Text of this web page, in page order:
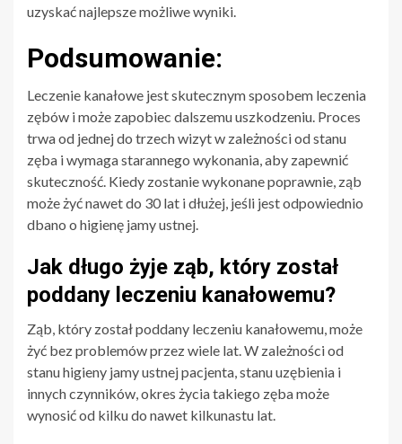
uzyskać najlepsze możliwe wyniki.
Podsumowanie:
Leczenie kanałowe jest skutecznym sposobem leczenia
zębów i może zapobiec dalszemu uszkodzeniu. Proces
trwa od jednej do trzech wizyt w zależności od stanu
zęba i wymaga starannego wykonania, aby zapewnić
skuteczność. Kiedy zostanie wykonane poprawnie, ząb
może żyć nawet do 30 lat i dłużej, jeśli jest odpowiednio
dbano o higienę jamy ustnej.
Jak długo żyje ząb, który został
poddany leczeniu kanałowemu?
Ząb, który został poddany leczeniu kanałowemu, może
żyć bez problemów przez wiele lat. W zależności od
stanu higieny jamy ustnej pacjenta, stanu uzębienia i
innych czynników, okres życia takiego zęba może
wynosić od kilku do nawet kilkunastu lat.